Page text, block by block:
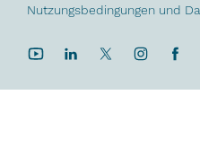
Nutzungsbedingungen und
YouTubeLinkedInTwitter